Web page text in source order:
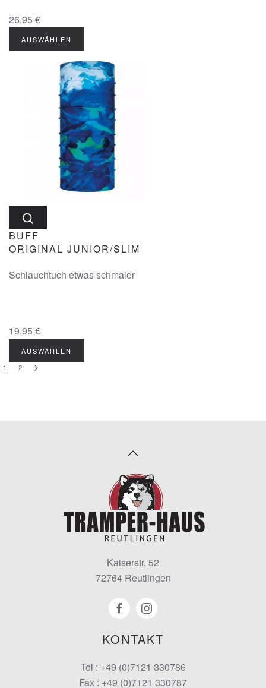
26,95 €
AUSWÄHLEN
BUFF
ORIGINAL JUNIOR/SLIM
Schlauchtuch etwas schmaler
19,95 €
AUSWÄHLEN
1
2
KONTAKT
Tel : +49 (0)7121 330786
Fax : +49 (0)7121 330787
Kaiserstr. 52
72764 Reutlingen